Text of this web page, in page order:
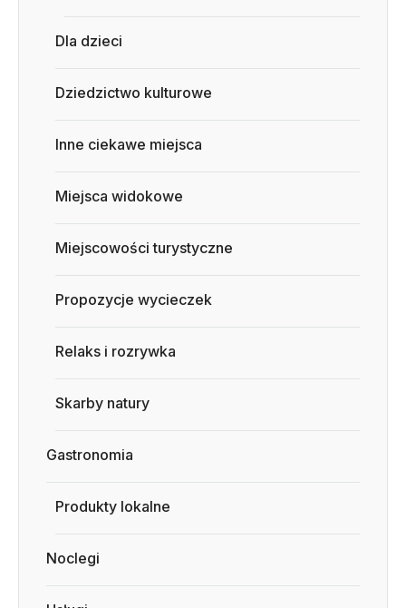
Dla dzieci
Dziedzictwo kulturowe
Inne ciekawe miejsca
Miejsca widokowe
Miejscowości turystyczne
Propozycje wycieczek
Relaks i rozrywka
Skarby natury
Gastronomia
Produkty lokalne
Noclegi